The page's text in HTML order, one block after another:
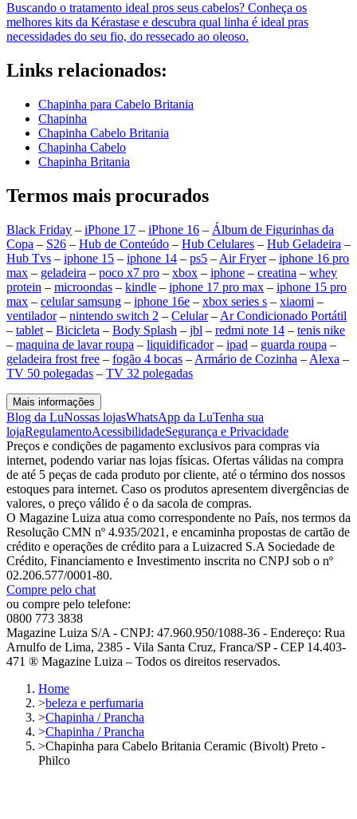
Buscando o tratamento ideal pros seus cabelos? Conheça os
melhores kits da Kérastase e descubra qual linha é ideal pras
necessidades do seu fio, do ressecado ao oleoso.
Links relacionados:
Chapinha para Cabelo Britania
Chapinha
Chapinha Cabelo Britania
Chapinha Cabelo
Chapinha Britania
Termos mais procurados
Black Friday – iPhone 17 – iPhone 16 – Álbum de Figurinhas da
Copa – S26 – Hub de Conteúdo – Hub Celulares – Hub Geladeira –
Hub Tvs – iphone 15 – iphone 14 – ps5 – Air Fryer– iphone 16 pro
max – geladeira – poco x7 pro – xbox – iphone – creatina – whey
protein – microondas – kindle – iphone 17 pro max – iphone 15 pro
max – celular samsung – iphone 16e – xbox series s – xiaomi –
ventilador– nintendo switch 2 – Celular– Ar Condicionado Portátil
– tablet – Bicicleta – Body Splash – jbl – redmi note 14 – tenis nike
– maquina de lavar roupa – liquidificador– ipad – guarda roupa –
geladeira frost free – fogão 4 bocas – Armário de Cozinha – Alexa –
TV 50 polegadas – TV 32 polegadas
Mais informações
Blog da LuNossas lojasWhatsApp da LuTenha sua
lojaRegulamentoAcessibilidadeSegurança e Privacidade
Preços e condições de pagamento exclusivos para compras via
internet, podendo variar nas lojas físicas. Ofertas válidas na compra
de até 5 peças de cada produto por cliente, até o término dos nossos
estoques para internet. Caso os produtos apresentem divergências de
valores, o preço válido é o da sacola de compras.
O Magazine Luiza atua como correspondente no País, nos termos da
Resolução CMN nº 4.935/2021, e encaminha propostas de cartão de
crédito e operações de crédito para a Luizacred S.A Sociedade de
Crédito, Financiamento e Investimento inscrita no CNPJ sob o nº
02.206.577/0001-80.
Compre pelo chat
ou compre pelo telefone:
0800 773 3838
Magazine Luiza S/A - CNPJ: 47.960.950/1088-36 - Endereço: Rua
Arnulfo de Lima, 2385 - Vila Santa Cruz, Franca/SP - CEP 14.403-
471 ® Magazine Luiza – Todos os direitos reservados.
Home
>beleza e perfumaria
>Chapinha / Prancha
>Chapinha / Prancha
>Chapinha para Cabelo Britania Ceramic (Bivolt) Preto -
Philco